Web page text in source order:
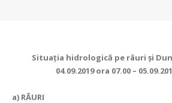
Situaţia hidrologică pe râuri şi
04.09.2019 ora 07.00 –
a) RÂURI